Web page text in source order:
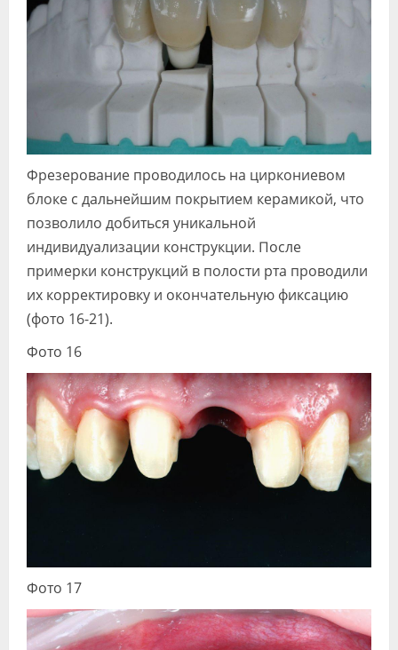
Фрезерование проводилось на циркониевом
блоке с дальнейшим покрытием керамикой, что
позволило добиться уникальной
индивидуализации конструкции. После
примерки конструкций в полости рта проводили
их корректировку и окончательную фиксацию
(фото 16-21).
Фото 16
Фото 17